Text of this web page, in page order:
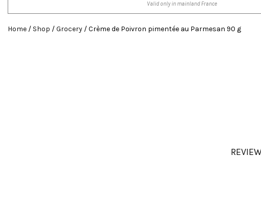
Valid only in mainland France
Home / Shop /Grocery / Crème de Poivron pimentée au Parmesan 90 g